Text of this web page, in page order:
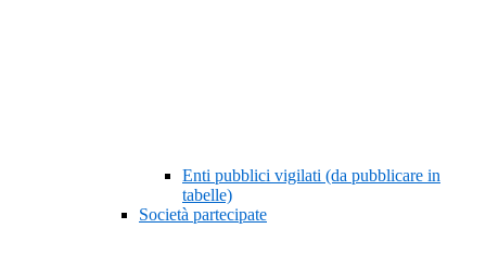
Enti pubblici vigilati (da pubblicare in
tabelle)
Società partecipate